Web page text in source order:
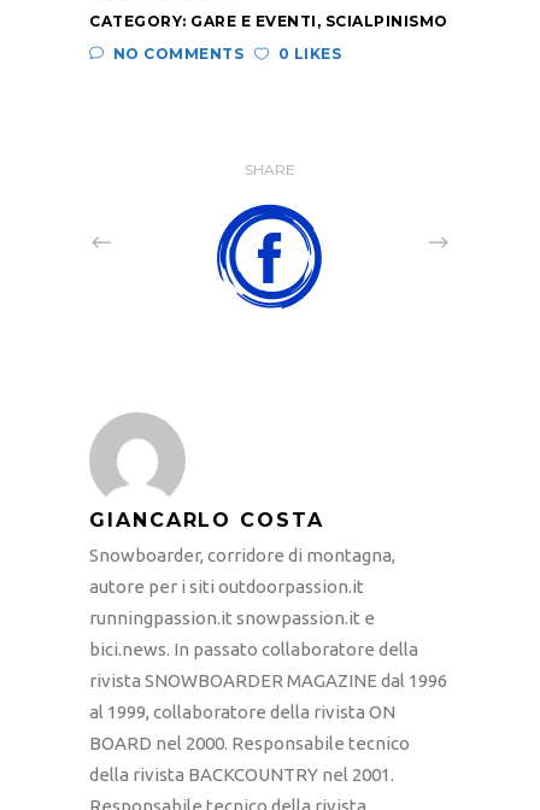
CATEGORY: GARE E EVENTI , SCIALPINISMO
NO COMMENTS
0 LIKES
SHARE
GIANCARLO COSTA
Snowboarder, corridore di montagna,
autore per i siti outdoorpassion.it
runningpassion.it snowpassion.it e
bici.news. In passato collaboratore della
rivista SNOWBOARDER MAGAZINE dal 1996
al 1999, collaboratore della rivista ON
BOARD nel 2000. Responsabile tecnico
della rivista BACKCOUNTRY nel 2001.